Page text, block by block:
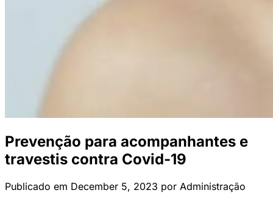
Prevenção para acompanhantes e
travestis contra Covid-19
Publicado em December 5, 2023 por Administração